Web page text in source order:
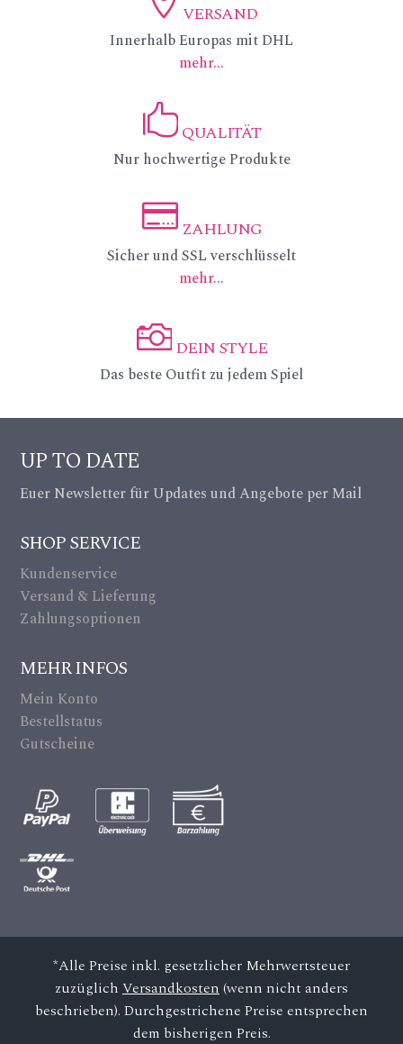
ic
on
_p
in
lt
ic
on
VERSAND
Innerhalb Europas mit DHL
mehr...
ic
on
_li
ke
on
QUALITÄT
Nur hochwertige Produkte
ic
_c
re
ic
ZAHLUNG
Sicher und SSL verschlüsselt
mehr...
ic
on
_c
a
a_
alt
DEIN STYLE
Das beste Outfit zu jedem Spiel
UP TO DATE
Euer Newsletter für Updates und Angebote per Mail
SHOP SERVICE
Kundenservice
Versand & Lieferung
Zahlungsoptionen
MEHR INFOS
Mein Konto
Bestellstatus
Gutscheine
*Alle Preise inkl. gesetzlicher Mehrwertsteuer
zuzüglich Versandkosten (wenn nicht anders
beschrieben). Durchgestrichene Preise entsprechen
dem bisherigen Preis.